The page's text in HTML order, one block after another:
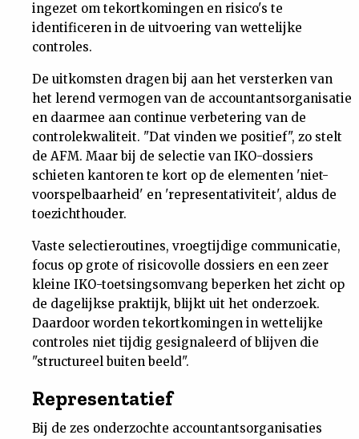
ingezet om tekortkomingen en risico's te
identificeren in de uitvoering van wettelijke
controles.
De uitkomsten dragen bij aan het versterken van
het lerend vermogen van de accountantsorganisatie
en daarmee aan continue verbetering van de
controlekwaliteit. "Dat vinden we positief", zo stelt
de AFM. Maar bij de selectie van IKO-dossiers
schieten kantoren te kort op de elementen 'niet-
voorspelbaarheid' en 'representativiteit', aldus de
toezichthouder.
Vaste selectieroutines, vroegtijdige communicatie,
focus op grote of risicovolle dossiers en een zeer
kleine IKO-toetsingsomvang beperken het zicht op
de dagelijkse praktijk, blijkt uit het onderzoek.
Daardoor worden tekortkomingen in wettelijke
controles niet tijdig gesignaleerd of blijven die
"structureel buiten beeld".
Representatief
Bij de zes onderzochte accountantsorganisaties